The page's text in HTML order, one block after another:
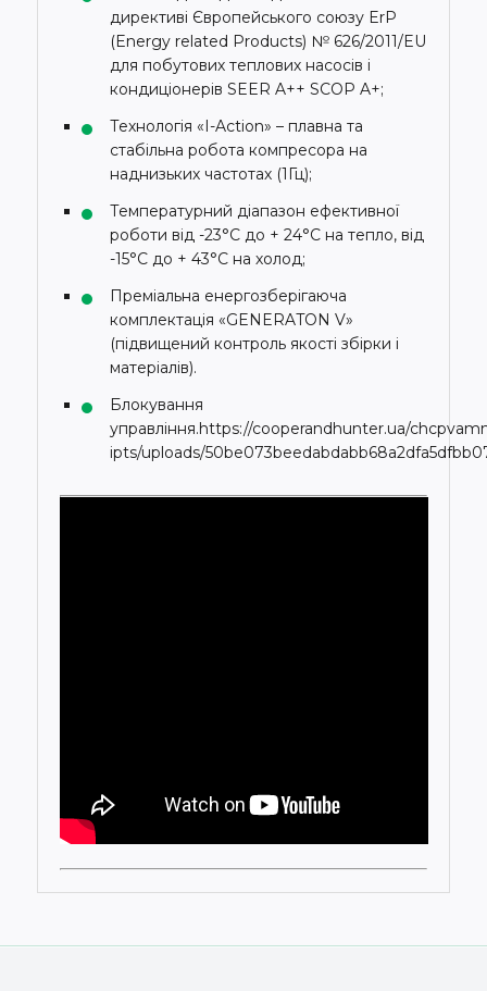
директиві Європейського союзу ErP
(Energy related Products) № 626/2011/EU
для побутових теплових насосів і
кондиціонерів SEER A++ SCOP A+;
Технологія «I-Action» – плавна та
стабільна робота компресора на
наднизьких частотах (1Гц);
Температурний діапазон ефективної
роботи від -23°C до + 24°C на тепло, від
-15°C до + 43°C на холод;
Преміальна енергозберігаюча
комплектація «GENERATON V»
(підвищений контроль якості збірки і
матеріалів).
Блокування
управління.https://cooperandhunter.ua/
ipts/uploads/